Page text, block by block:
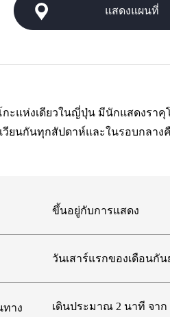
แสดงแผนที่
ะแห่งเดียวในญี่ปุ่น มีนักแสดงรา
วียนกันทุกสัปดาห์และในรอบกลา
ขึ้นอยู่กับการแสดง
วันเสาร์แรกของเดือนกั
ทาง เดินประมาณ 2 นาที จา